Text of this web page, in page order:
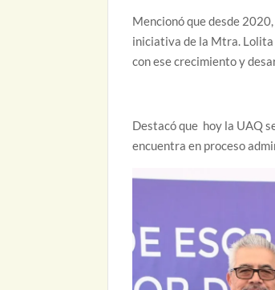
Mencionó que desde
iniciativa de la Mtra. Lolita
con ese crecimiento y
Destacó que hoy la UAQ
encuentra en proceso